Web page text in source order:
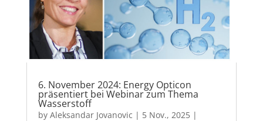
6. November 2024: Energy Opticon
präsentiert bei Webinar zum Thema
Wasserstoff
by Aleksandar Jovanovic | 5 Nov., 2025|